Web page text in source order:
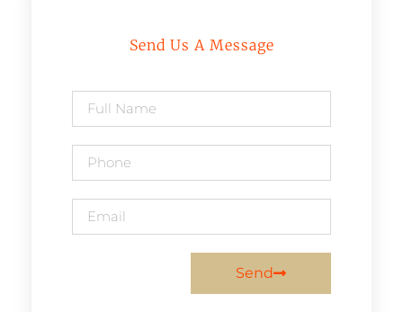
Send Us A Message
Send